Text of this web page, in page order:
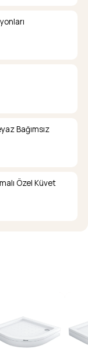
Bağımsız
Özel Küvet